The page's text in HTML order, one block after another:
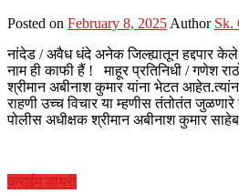
Posted on February 8, 2025Author Sk.
नांदेड / अवैध धंदे अनेक जिल्ह्यातून हद्दपार
नाम ही काफी हैं ! माहूर प्रतिनिधी / गणेश
श्रीमान अबीनाश कुमार यांना भेटत
राहणी उच्च विचार या म्हणीस तंतोतंत
पोलीस अधीक्षक श्रीमान अबीनाश कुमार
क्राईम डायरी